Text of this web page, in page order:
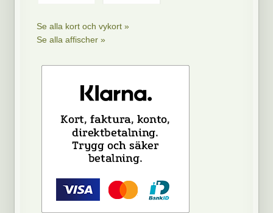
Se alla kort och vykort »
Se alla affischer »